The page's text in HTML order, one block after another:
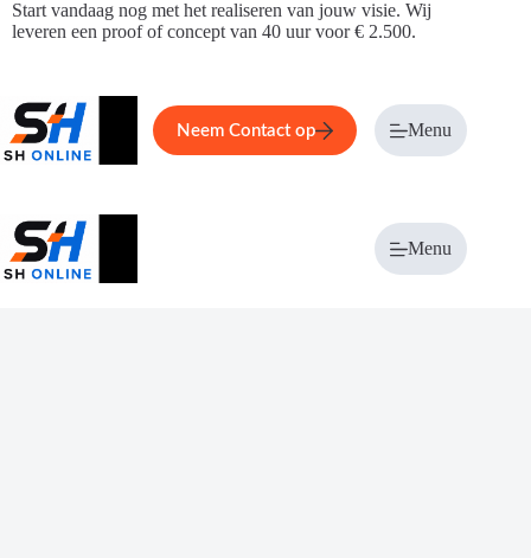
Ga
naar
Start vandaag nog met het realiseren van jouw visie. Wij
leveren een proof of concept van 40 uur voor € 2.500.
Home Service Over ons
Neem Contact op Menu
Menu